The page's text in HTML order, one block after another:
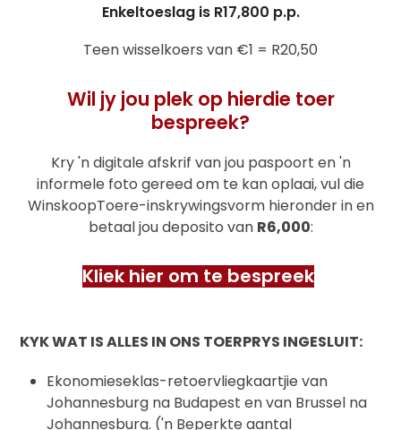
Enkeltoeslag is R17,800 p.p.
Teen wisselkoers van €1 = R20,50
Wil jy jou plek op hierdie toer
bespreek?
Kry 'n digitale afskrif van jou paspoort en 'n
informele foto gereed om te kan oplaai, vul die
WinskoopToere-inskrywingsvorm hieronder in en
betaal jou deposito van R6,000:
Kliek hier om te bespreek
KYK WAT IS ALLES IN ONS TOERPRYS INGESLUIT:
Ekonomieseklas-retoervliegkaartjie van
Johannesburg na Budapest en van Brussel na
Johannesburg. ('n Beperkte aantal